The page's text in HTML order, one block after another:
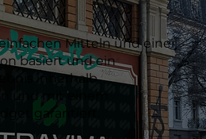
Mitteln und einer
basiert und ein
innerhalb
und mit einem
garantiert.